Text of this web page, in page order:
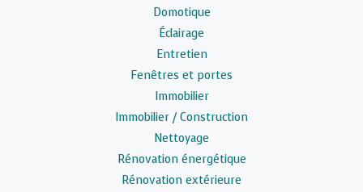
Domotique
Éclairage
Entretien
Fenêtres et portes
Immobilier
Immobilier / Construction
Nettoyage
Rénovation énergétique
Rénovation extérieure